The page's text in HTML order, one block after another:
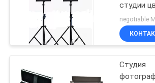
студии
Bi
negotiable
Студия